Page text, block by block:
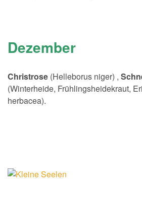
Dezember
Christrose (Helleborus niger) ,
(Winterheide, Frühlingsheidekraut,
herbacea).